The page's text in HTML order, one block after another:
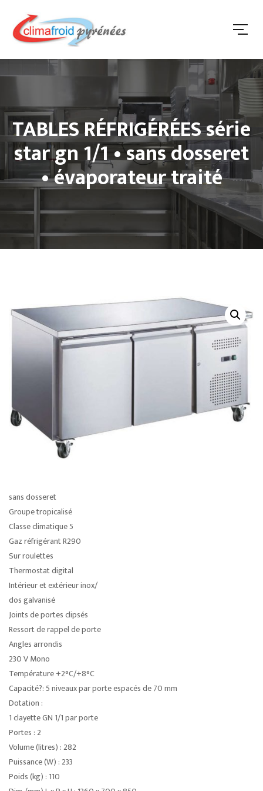
TABLES RÉFRIGÉRÉES série
star gn 1/1 • sans dosseret
• évaporateur traité
sans dosseret
Groupe tropicalisé
Classe climatique 5
Gaz réfrigérant R290
Sur roulettes
Thermostat digital
Intérieur et extérieur inox/
dos galvanisé
Joints de portes clipsés
Ressort de rappel de porte
Angles arrondis
230 V Mono
Température +2°C/+8°C
Capacité?: 5 niveaux par porte espacés de 70 mm
Dotation :
1 clayette GN 1/1 par porte
Portes : 2
Volume (litres) : 282
Puissance (W) : 233
Poids (kg) : 110